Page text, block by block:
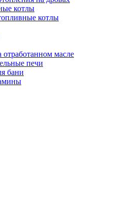
котлы
котлы
отработанном масле
печи
бани